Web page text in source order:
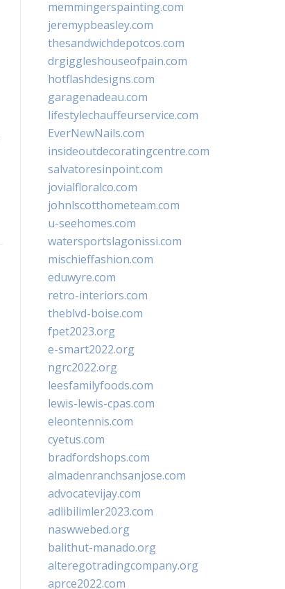
memmingerspainting.com
jeremypbeasley.com
thesandwichdepotcos.com
drgiggleshouseofpain.com
hotflashdesigns.com
garagenadeau.com
lifestylechauffeurservice.com
EverNewNails.com
insideoutdecoratingcentre.com
salvatoresinpoint.com
jovialfloralco.com
johnlscotthometeam.com
u-seehomes.com
watersportslagonissi.com
mischieffashion.com
eduwyre.com
retro-interiors.com
theblvd-boise.com
fpet2023.org
e-smart2022.org
ngrc2022.org
leesfamilyfoods.com
lewis-lewis-cpas.com
eleontennis.com
cyetus.com
bradfordshops.com
almadenranchsanjose.com
advocatevijay.com
adlibilimler2023.com
naswwebed.org
balithut-manado.org
alteregotradingcompany.org
aprce2022.com